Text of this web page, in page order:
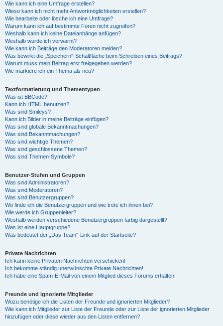
Wie kann ich eine Umfrage erstellen?
Wieso kann ich nicht mehr Antwortmöglichkeiten erstellen?
Wie bearbeite oder lösche ich eine Umfrage?
Warum kann ich auf bestimmte Foren nicht zugreifen?
Weshalb kann ich keine Dateianhänge anfügen?
Weshalb wurde ich verwarnt?
Wie kann ich Beiträge den Moderatoren melden?
Was bewirkt die „Speichern“-Schaltfläche beim Schreiben eines Beitrags?
Warum muss mein Beitrag erst freigegeben werden?
Wie markiere ich ein Thema als neu?
Textformatierung und Thementypen
Was ist BBCode?
Kann ich HTML benutzen?
Was sind Smileys?
Kann ich Bilder in meine Beiträge einfügen?
Was sind globale Bekanntmachungen?
Was sind Bekanntmachungen?
Was sind wichtige Themen?
Was sind geschlossene Themen?
Was sind Themen-Symbole?
Benutzer-Stufen und Gruppen
Was sind Administratoren?
Was sind Moderatoren?
Was sind Benutzergruppen?
Wo finde ich die Benutzergruppen und wie trete ich ihnen bei?
Wie werde ich Gruppenleiter?
Weshalb werden verschiedene Benutzergruppen farbig dargestellt?
Was ist eine Hauptgruppe?
Was bedeutet der „Das Team“-Link auf der Startseite?
Private Nachrichten
Ich kann keine Privaten Nachrichten verschicken!
Ich bekomme ständig unerwünschte Private Nachrichten!
Ich habe eine Spam-E-Mail von einem Mitglied dieses Forums erhalten!
Freunde und ignorierte Mitglieder
Wozu benötige ich die Listen der Freunde und ignorierten Mitglieder?
Wie kann ich Mitglieder zur Liste der Freunde oder zur Liste der ignorierten Mitglieder
hinzufügen oder diese wieder aus den Listen entfernen?